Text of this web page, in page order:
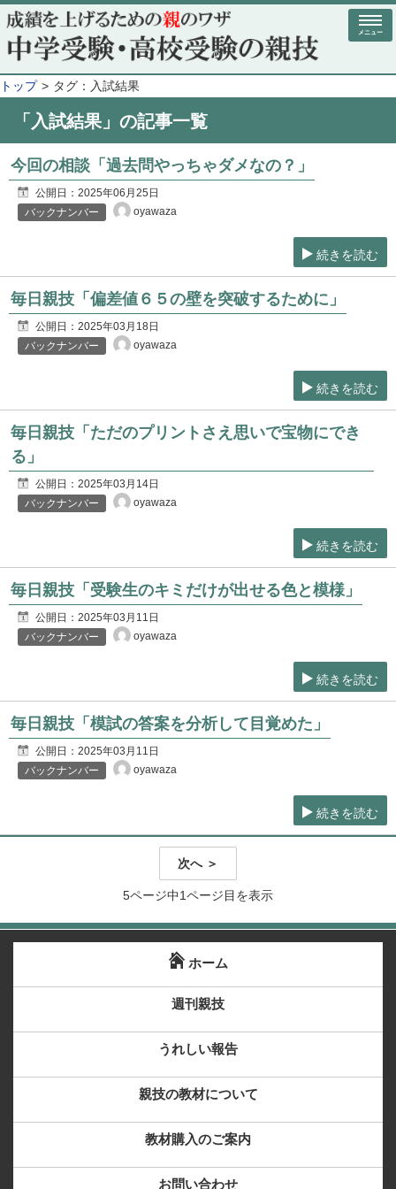
メニュー
トップ タグ：入試結果
「入試結果」の記事一覧
今回の相談「過去問やっちゃダメなの？」
公開日： 2025年06月25日
バックナンバー
oyawaza
続きを読む
毎日親技「偏差値６５の壁を突破するために」
公開日： 2025年03月18日
バックナンバー
oyawaza
続きを読む
毎日親技「ただのプリントさえ思いで宝物にでき
る」
公開日： 2025年03月14日
バックナンバー
oyawaza
続きを読む
毎日親技「受験生のキミだけが出せる色と模様」
公開日： 2025年03月11日
バックナンバー
oyawaza
続きを読む
毎日親技「模試の答案を分析して目覚めた」
公開日： 2025年03月11日
バックナンバー
oyawaza
続きを読む
次へ ＞
5ページ中1ページ目を表示
ホーム
週刊親技
うれしい報告
親技の教材について
教材購入のご案内
お問い合わせ